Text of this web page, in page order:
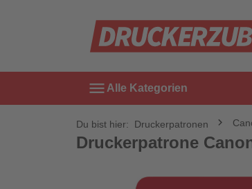
menu Alle Kategorien
Du bist hier: Druckerpatronen
Druckerpatrone